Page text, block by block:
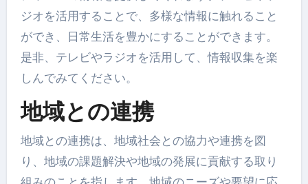
ジオを活用することで、多様な情報に触れること
ができ、日常生活を豊かにすることができます。
是非、テレビやラジオを活用して、情報収集を楽
しんでみてください。
地域との連携
地域との連携は、地域社会との協力や連携を図
り、地域の課題解決や地域の発展に貢献する取り